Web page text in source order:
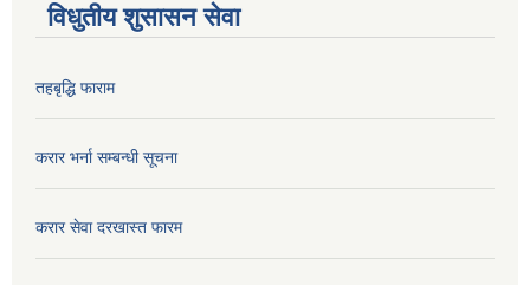
विधुतीय शुसासन सेवा
तहबृद्धि फाराम
करार भर्ना सम्बन्धी सूचना
करार सेवा दरखास्त फारम